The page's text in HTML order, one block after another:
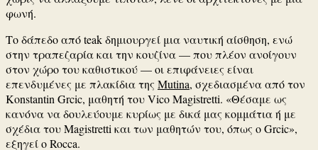
φωνή.
Το δάπεδο από teak δημιουργεί μια ναυτική αίσθηση, ενώ
στην τραπεζαρία και την κουζίνα — που πλέον ανοίγουν
στον χώρο του καθιστικού — οι επιφάνειες είναι
επενδυμένες με πλακίδια της Mutina, σχεδιασμένα από τον
Konstantin Grcic, μαθητή τουVico Magistretti. «Θέσαμε ως
κανόνα να δουλεύουμε κυρίως με δικά μας κομμάτια ή με
σχέδια του Magistretti και των μαθητών του, όπως ο Grcic»,
εξηγεί ο Rocca.